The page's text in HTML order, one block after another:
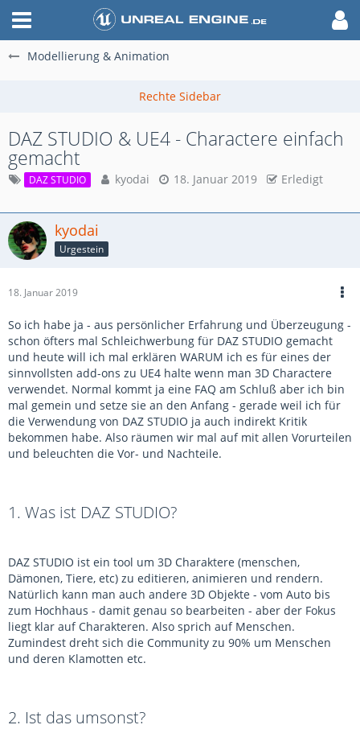
Modellierung & Animation
DAZ STUDIO & UE4 - Charactere einfach
gemacht
DAZ STUDIO kyodai 18. Januar 2019 Erledigt
kyodai
Urgestein
18. Januar 2019
So ich habe ja - aus persönlicher Erfahrung und Überzeugung -
schon öfters mal Schleichwerbung für DAZ STUDIO gemacht
und heute will ich mal erklären WARUM ich es für eines der
sinnvollsten add-ons zu UE4 halte wenn man 3D Charactere
verwendet. Normal kommt ja eine FAQ am Schluß aber ich bin
mal gemein und setze sie an den Anfang - gerade weil ich für
die Verwendung von DAZ STUDIO ja auch indirekt Kritik
bekommen habe. Also räumen wir mal auf mit allen Vorurteilen
und beleuchten die Vor- und Nachteile.
1. Was ist DAZ STUDIO?
DAZ STUDIO ist ein tool um 3D Charaktere (menschen,
Dämonen, Tiere, etc) zu editieren, animieren und rendern.
Natürlich kann man auch andere 3D Objekte - vom Auto bis
zum Hochhaus - damit genau so bearbeiten - aber der Fokus
liegt klar auf Charakteren. Also sprich auf Menschen.
Zumindest dreht sich die Community zu 90% um Menschen
und deren Klamotten etc.
2. Ist das umsonst?